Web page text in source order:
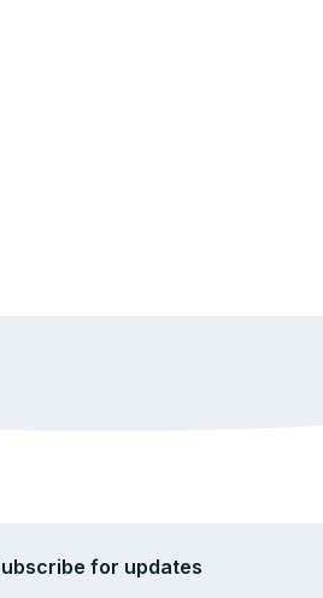
for updates